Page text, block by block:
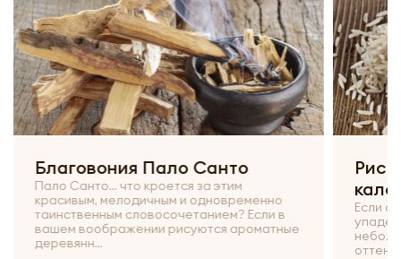
Санто
за этим
и одновременно
Если в
ароматные
Рис басмати: польза,
калорийность
Если среди всех сортов риса ваш
упадет на продукт с
небольшими зернышками и
оттенком, знайте – это рис